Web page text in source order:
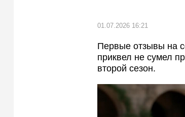
01.07.2026 16:21
Первые отзывы на
приквел не сумел
второй сезон.